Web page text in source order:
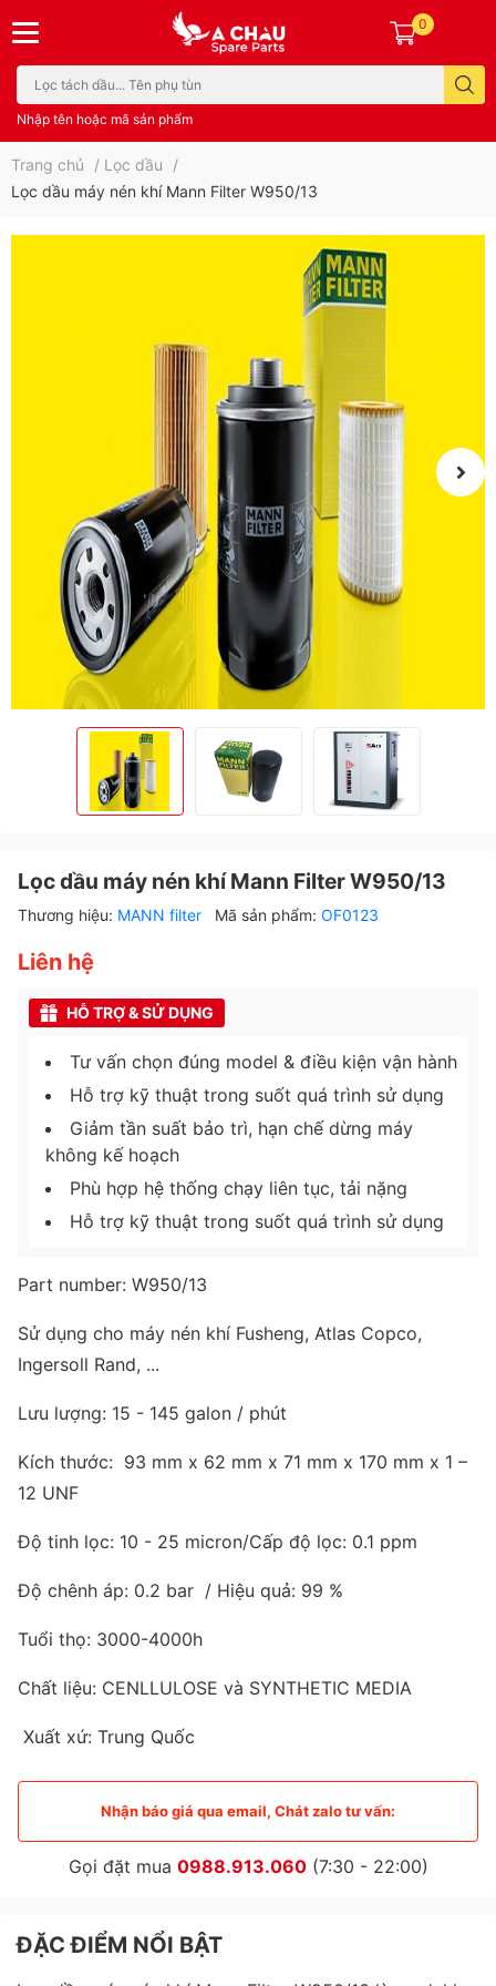
Nhập tên hoặc mã sản phẩm
0
Trang chủ / Lọc dầu
/
Lọc dầu máy nén khí Mann Filter W950/13
Lọc dầu máy nén khí Mann Filter W950/13
Thương hiệu: MANN filter Mã sản phẩm: OF0123
Liên hệ
HỖ TRỢ & SỬ DỤNG
Tư vấn chọn đúng model & điều kiện vận hành
Hỗ trợ kỹ thuật trong suốt quá trình sử dụng
Giảm tần suất bảo trì, hạn chế dừng máy
không kế hoạch
Phù hợp hệ thống chạy liên tục, tải nặng
Hỗ trợ kỹ thuật trong suốt quá trình sử dụng
Part number: W950/13
Sử dụng cho máy nén khí Fusheng, Atlas Copco,
Ingersoll Rand, ...
Lưu lượng: 15 - 145 galon / phút
Kích thước: 93 mm x 62 mm x 71 mm x 170 mm x 1 –
12 UNF
Độ tinh lọc: 10 - 25 micron/Cấp độ lọc: 0.1 ppm
Độ chênh áp: 0.2 bar / Hiệu quả: 99 %
Tuổi thọ: 3000-4000h
Chất liệu: CENLLULOSE và SYNTHETIC MEDIA
Xuất xứ: Trung Quốc
Nhận báo giá qua email, Chát zalo tư vấn:
Gọi đặt mua 0988.913.060(7:30 - 22:00)
ĐẶC ĐIỂM NỔI BẬT